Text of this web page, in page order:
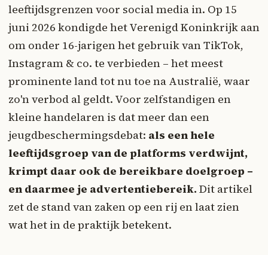
leeftijdsgrenzen voor social media in. Op 15
juni 2026 kondigde het Verenigd Koninkrijk aan
om onder 16-jarigen het gebruik van TikTok,
Instagram & co. te verbieden – het meest
prominente land tot nu toe na Australië, waar
zo'n verbod al geldt. Voor zelfstandigen en
kleine handelaren is dat meer dan een
jeugdbeschermingsdebat: als een hele
leeftijdsgroep van de platforms verdwijnt,
krimpt daar ook de bereikbare doelgroep –
en daarmee je advertentiebereik. Dit artikel
zet de stand van zaken op een rij en laat zien
wat het in de praktijk betekent.